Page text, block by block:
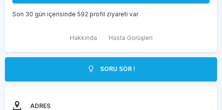
Son 30 gün içerisinde 592 profil ziyareti var
Hakkında Hasta Görüşleri
SORU SOR !
ADRES